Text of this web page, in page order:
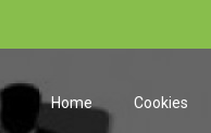
Home Cookies